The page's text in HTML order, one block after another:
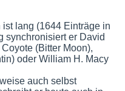
lang (1644 Einträge in
synchronisiert er David
(Bitter Moon),
oder William H. Macy
auch selbst